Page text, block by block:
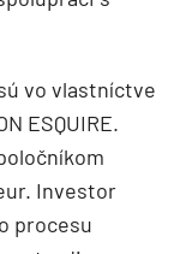
vo vlastníctve
ESQUIRE.
Investor
procesu